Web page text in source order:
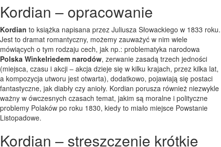
Kordian – opracowanie
Kordian to książka napisana przez Juliusza Słowackiego w 1833 roku.
Jest to dramat romantyczny, możemy zauważyć w nim wiele
mówiących o tym rodzaju cech, jak np.: problematyka narodowa
Polska Winkelriedem narodów, zerwanie zasadą trzech jedności
(miejsca, czasu i akcji – akcja dzieje się w kilku krajach, przez kilka lat,
a kompozycja utworu jest otwarta), dodatkowo, pojawiają się postaci
fantastyczne, jak diabły czy anioły. Kordian porusza również niezwykle
ważny w ówczesnych czasach temat, jakim są moralne i polityczne
problemy Polaków po roku 1830, kiedy to miało miejsce Powstanie
Listopadowe.
Kordian – streszczenie krótkie